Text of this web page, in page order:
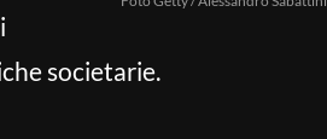
societarie.